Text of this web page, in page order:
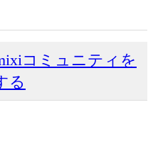
コミュニティを
る